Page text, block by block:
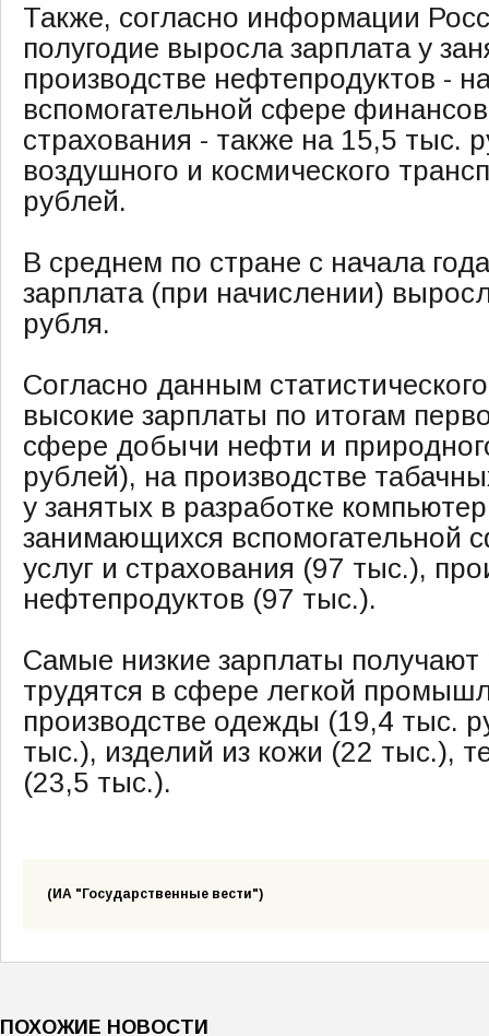
Также, согласно информации
полугодие выросла зарплата у
производстве нефтепродуктов -
вспомогательной сфере
страхования - также на 15,5 тыс.
воздушного и космического
рублей.
В среднем по стране с начала
зарплата (при начислении)
рубля.
Согласно данным
высокие зарплаты по итогам
сфере добычи нефти и
рублей), на производстве
у занятых в разработке
занимающихся вспомогательной
услуг и страхования (97 тыс.),
нефтепродуктов (97 тыс.).
Самые низкие зарплаты получают
трудятся в сфере легкой
производстве одежды (19,4 тыс.
тыс.), изделий из кожи (22 тыс.),
(23,5 тыс.).
(ИА "Государственные вести")
ПОХОЖИЕ НОВОСТИ